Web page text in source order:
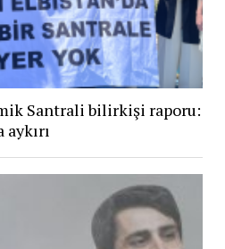
Santrali bilirkişi raporu: